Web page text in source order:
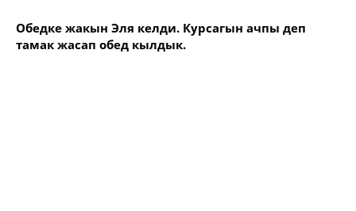
Обедке жакын Эля келди. Курсагын ачпы деп
тамак жасап обед кылдык.